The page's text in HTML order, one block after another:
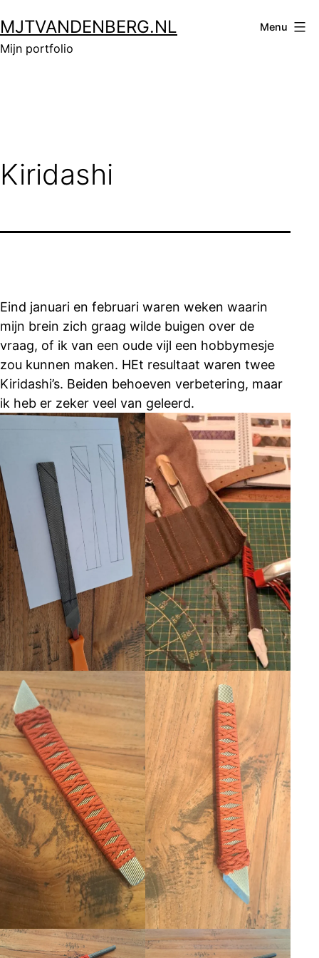
naar
de
MJTVANDENBERG.NL
Mijn portfolio
Menu
Kiridashi
Eind januari en februari waren weken waarin
mijn brein zich graag wilde buigen over de
vraag, of ik van een oude vijl een hobbymesje
zou kunnen maken. HEt resultaat waren twee
Kiridashi’s. Beiden behoeven verbetering, maar
ik heb er zeker veel van geleerd.